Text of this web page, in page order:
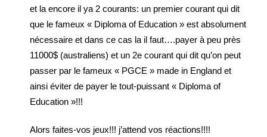
et la encore il ya 2 courants: un premier courant qui dit
que le fameux « Diploma of Education » est absolument
nécessaire et dans ce cas la il faut….payer à peu près
11000$ (australiens) et un 2e courant qui dit qu’on peut
passer par le fameux « PGCE » made in England et
ainsi éviter de payer le tout-puissant « Diploma of
Education »!!!
Alors faites-vos jeux!!! j’attend vos réactions!!!!